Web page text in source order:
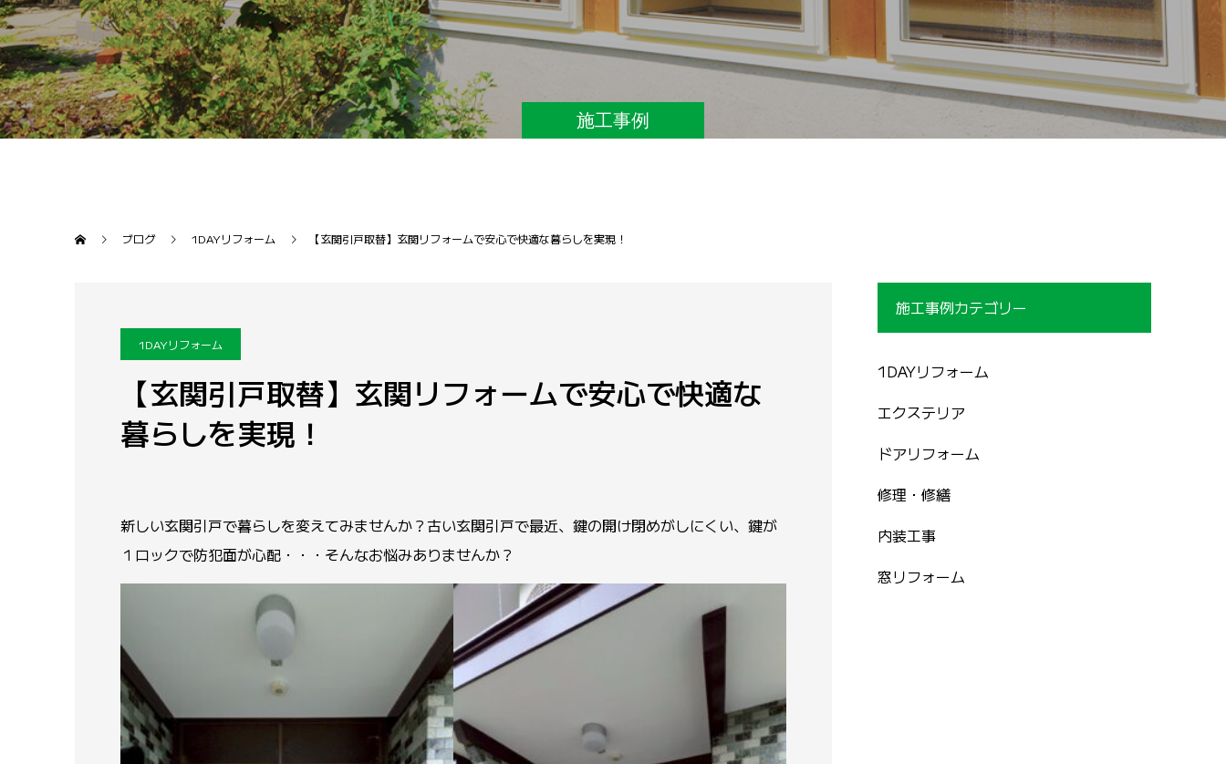
施工事例
ブログ 1DAYリフォーム 【玄関引戸取替】玄関リフォームで安心で快適な暮らしを実現！
1DAYリフォーム
【玄関引戸取替】玄関リフォームで安心で快適な
暮らしを実現！
新しい玄関引戸で暮らしを変えてみませんか？古い玄関引戸で最近、鍵の開け閉めがしにくい、鍵が
１ロックで防犯面が心配・・・そんなお悩みありませんか？
施工事例カテゴリー
1DAYリフォーム
エクステリア
ドアリフォーム
修理・修繕
内装工事
窓リフォーム